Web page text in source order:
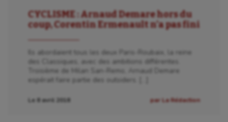
Tir
Triathlon
CYCLISME : Arnaud Demare hors du
coup, Corentin Ermenault n’a pas fini
Ils abordaient tous les deux Paris-Roubaix, la reine
des Classiques, avec des ambitions différentes.
Troisième de Milan San-Remo, Arnaud Demare
espérait faire partie des outsiders. […]
Le 8 avril 2018 par La Rédaction